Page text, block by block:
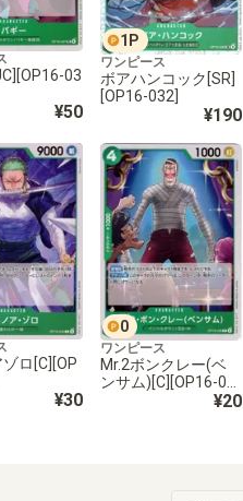
03
¥50
1 P
ワンピース
ボアハンコック[SR]
[OP16-032]
¥190
ロ[C][OP
¥30
0
ワンピース
Mr.2ボンクレー(ベ
ンサム)[C][OP16-03
¥20